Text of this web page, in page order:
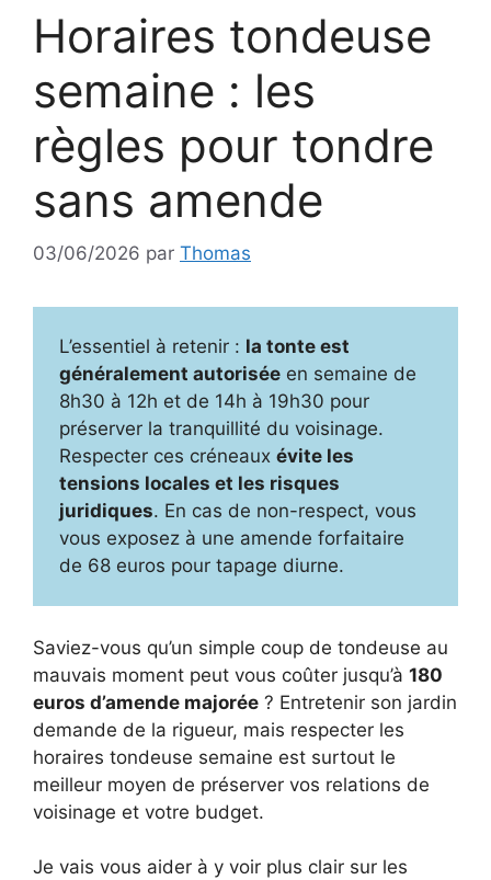
Horaires tondeuse
semaine : les
règles pour tondre
sans amende
03/06/2026 par Thomas
L’essentiel à retenir : la tonte est
généralement autorisée en semaine de
8h30 à 12h et de 14h à 19h30 pour
préserver la tranquillité du voisinage.
Respecter ces créneaux évite les
tensions locales et les risques
juridiques. En cas de non-respect, vous
vous exposez à une amende forfaitaire
de 68 euros pour tapage diurne.
Saviez-vous qu’un simple coup de tondeuse au
mauvais moment peut vous coûter jusqu’à 180
euros d’amende majorée ? Entretenir son jardin
demande de la rigueur, mais respecter les
horaires tondeuse semaine est surtout le
meilleur moyen de préserver vos relations de
voisinage et votre budget.
Je vais vous aider à y voir plus clair sur les